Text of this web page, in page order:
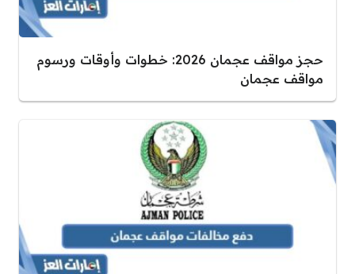
حجز مواقف عجمان 2026: خطوات وأوقات ورسوم
مواقف عجمان